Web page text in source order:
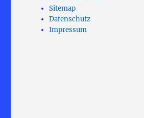
Sitemap
Datenschutz
Impressum